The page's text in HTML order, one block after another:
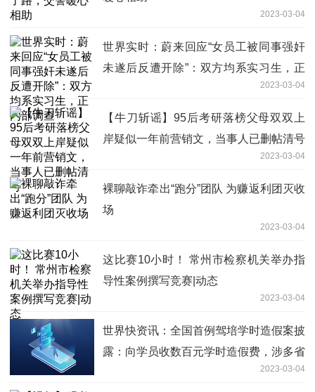
2023-03-04
世界实时：蔚来回应“女员工被同事强奸
未遂后反遭开除”：双方均系实习生，正
2023-03-04
【牛刀斩谣】95后考研落榜父母双双上
岸疑似一年前营销文，当事人已删帖清号
2023-03-04
裸聊敲诈牵出“跑分”团队 为赚返利团灭收
场
2023-03-04
这比赛10小时！ 常州市检察机关举办指
导性案例撰写竞赛|动态
2023-03-04
世界快资讯：全国首例驾培学时造假案披
露：向学员收数百元学时造假费，涉多省
2023-03-04